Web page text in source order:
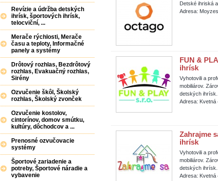
Revízie a údržba detských
ihrísk, športových ihrísk,
telocviční, ...
Merače rýchlosti, Merače
času a teploty, Informačné
panely a systémy
Drôtový rozhlas, Bezdrôtový
rozhlas, Evakuačný rozhlas,
Sirény
Ozvučenie škôl, Školský
rozhlas, Školský zvonček
Ozvučenie kostolov,
cintorínov, domov smútku,
kultúry, dôchodcov a ...
Prenosné ozvučovacie
systémy
Športové zariadenie a
potreby, Športové náradie a
vybavenie
Detské ihriská
Adresa:
FUN &
ihrísk
Vyhotovili a
mobiliárov.
detských ihrísk.
Adresa: Kvetná
Zahrajme
ihrísk
Vyhotovili a
mobiliárov.
detských ihrísk.
Adresa: Kvetná